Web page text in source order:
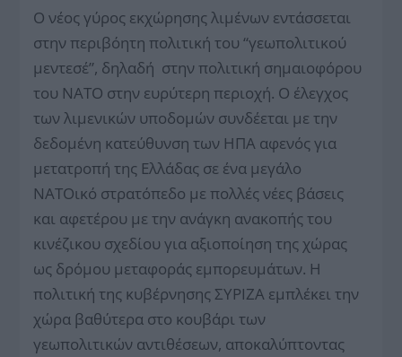
Ο νέος γύρος εκχώρησης λιμένων εντάσσεται
στην περιβόητη πολιτική του “γεωπολιτικού
μεντεσέ”, δηλαδή στην πολιτική σημαιοφόρου
του ΝΑΤΟ στην ευρύτερη περιοχή. Ο έλεγχος
των λιμενικών υποδομών συνδέεται με την
δεδομένη κατεύθυνση των ΗΠΑ αφενός για
μετατροπή της Ελλάδας σε ένα μεγάλο
ΝΑΤΟικό στρατόπεδο με πολλές νέες βάσεις
και αφετέρου με την ανάγκη ανακοπής του
κινέζικου σχεδίου για αξιοποίηση της χώρας
ως δρόμου μεταφοράς εμπορευμάτων. Η
πολιτική της κυβέρνησης ΣΥΡΙΖΑ εμπλέκει την
χώρα βαθύτερα στο κουβάρι των
γεωπολιτικών αντιθέσεων, αποκαλύπτοντας